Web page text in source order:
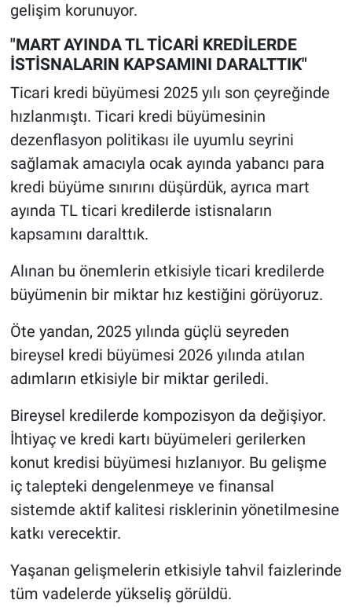
gelişim korunuyor.
"MART AYINDA TL TİCARİ KREDİLERDE
İSTİSNALARIN KAPSAMINI DARALTTIK"
Ticari kredi büyümesi 2025 yılı son çeyreğinde
hızlanmıştı. Ticari kredi büyümesinin
dezenflasyon politikası ile uyumlu seyrini
sağlamak amacıyla ocak ayında yabancı para
kredi büyüme sınırını düşürdük, ayrıca mart
ayında TL ticari kredilerde istisnaların
kapsamını daralttık.
Alınan bu önemlerin etkisiyle ticari kredilerde
büyümenin bir miktar hız kestiğini görüyoruz.
Öte yandan, 2025 yılında güçlü seyreden
bireysel kredi büyümesi 2026 yılında atılan
adımların etkisiyle bir miktar geriledi.
Bireysel kredilerde kompozisyon da değişiyor.
İhtiyaç ve kredi kartı büyümeleri gerilerken
konut kredisi büyümesi hızlanıyor. Bu gelişme
iç talepteki dengelenmeye ve finansal
sistemde aktif kalitesi risklerinin yönetilmesine
katkı verecektir.
Yaşanan gelişmelerin etkisiyle tahvil faizlerinde
tüm vadelerde yükseliş görüldü.